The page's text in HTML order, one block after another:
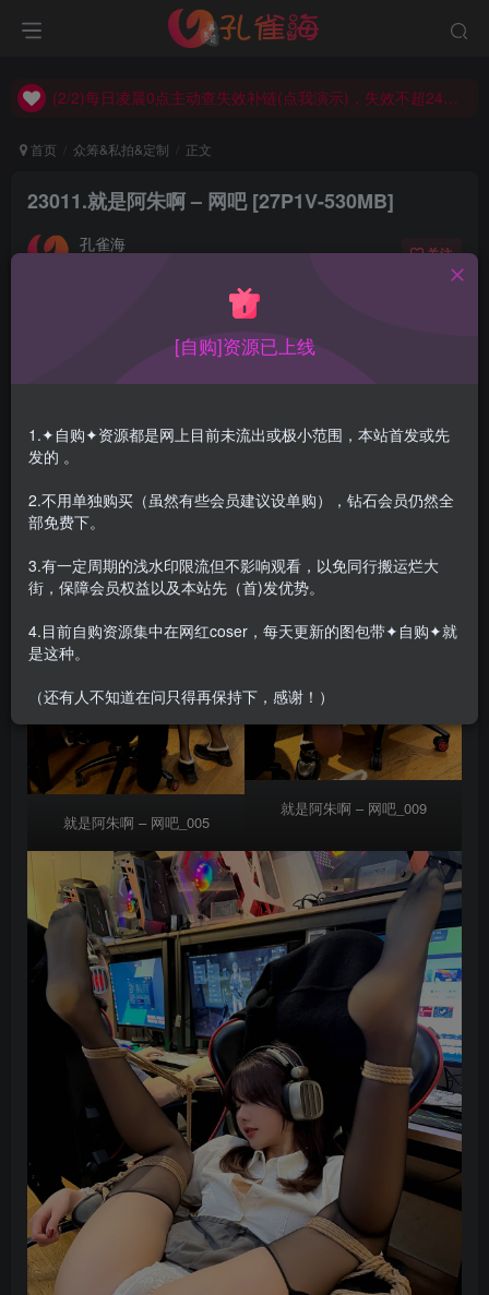
(2/2)每日凌晨0点主动查失效补链(点我演示)，失效不超24小时，
(2/2)每日凌晨0点主动查失效补链(点我演示)，失效不超24小时，
首页 众筹&私拍&定制 正文
23011.就是阿朱啊 – 网吧 [27P1V-530MB]
孔雀海 关注
就是阿朱啊走到哪拍到哪里，这次是在网吧，带视频图片质
量也很高
就是阿朱啊 – 网吧_005
就是阿朱啊 – 网吧_009
[自购]资源已上线
1.✦自购✦资源都是网上目前未流出或极小范围，本站首发或先
发的 。
2.不用单独购买（虽然有些会员建议设单购），钻石会员仍然全
部免费下。
3.有一定周期的浅水印限流但不影响观看，以免同行搬运烂大
街，保障会员权益以及本站先（首)发优势。
4.目前自购资源集中在网红coser，每天更新的图包带✦自购✦就
是这种。
（还有人不知道在问只得再保持下，感谢！）